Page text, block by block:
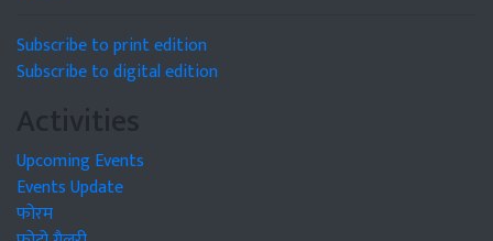
Subscribe to print edition
Subscribe to digital edition
Activities
Upcoming Events
Events Update
फोरम